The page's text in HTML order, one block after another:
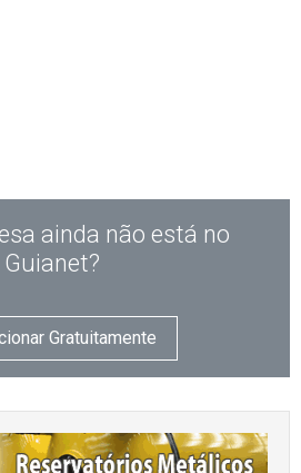
ainda não está no
Guianet?
Gratuitamente